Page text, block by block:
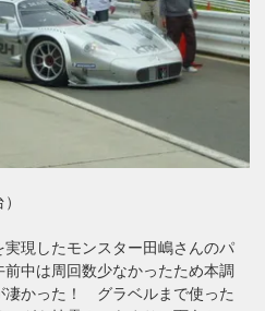
現したモンスター田嶋さんのパ
中は周回数少なかったため本調
凄かった！ グラベルまで使った